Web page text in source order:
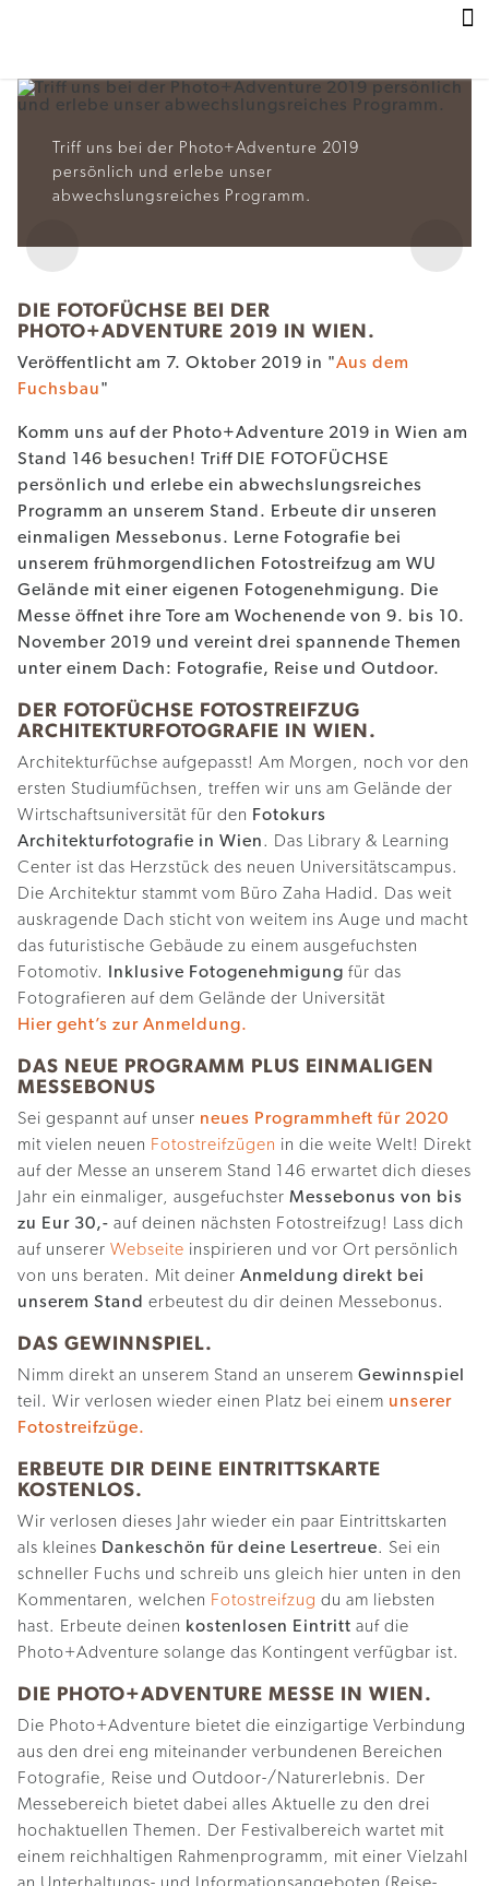
Triff uns bei der Photo+Adventure 2019
persönlich und erlebe unser
abwechslungsreiches Programm.
e
v
i
o
s
DIE FOTOFÜCHSE BEI DER
PHOTO+ADVENTURE 2019 IN WIEN.
Veröffentlicht am 7. Oktober 2019 in "Aus dem
Fuchsbau"
Komm uns auf der Photo+Adventure 2019 in Wien am
Stand 146 besuchen! Triff DIE FOTOFÜCHSE
persönlich und erlebe ein abwechslungsreiches
Programm an unserem Stand. Erbeute dir unseren
einmaligen Messebonus. Lerne Fotografie bei
unserem frühmorgendlichen Fotostreifzug am WU
Gelände mit einer eigenen Fotogenehmigung. Die
Messe öffnet ihre Tore am Wochenende von 9. bis 10.
November 2019 und vereint drei spannende Themen
unter einem Dach: Fotografie, Reise und Outdoor.
DER FOTOFÜCHSE FOTOSTREIFZUG
ARCHITEKTURFOTOGRAFIE IN WIEN.
Architekturfüchse aufgepasst! Am Morgen, noch vor den
ersten Studiumfüchsen, ​treffen​ ​wir​ ​uns​ am ​Gelände der
Wirtschaftsuniversität für​ ​den Fotokurs​
Architekturfotografie in Wien. Das Library & Learning
Center ist das Herzstück des neuen Universitätscampus.
Die Architektur stammt vom Büro Zaha Hadid. Das weit
auskragende Dach sticht von weitem ins Auge und macht
das futuristische Gebäude zu einem ausgefuchsten
Fotomotiv. Inklusive Fotogenehmigung für das
Fotografieren auf dem Gelände der Universität
Hier geht’s zur Anmeldung.
DAS NEUE PROGRAMM PLUS EINMALIGEN
MESSEBONUS
Sei gespannt auf unser neues Programmheft für 2020
mit vielen neuen Fotostreifzügen in die weite Welt! Direkt
auf der Messe an unserem Stand 146 erwartet dich dieses
Jahr ein einmaliger, ausgefuchster Messebonus von bis
zu Eur 30,- auf deinen nächsten Fotostreifzug! Lass dich
auf unserer Webseite inspirieren und vor Ort persönlich
von uns beraten. Mit deiner Anmeldung direkt bei
unserem Stand erbeutest du dir deinen Messebonus.
DAS GEWINNSPIEL.
Nimm direkt an unserem Stand an unserem Gewinnspiel
teil. Wir verlosen wieder einen Platz bei einem unserer
Fotostreifzüge.
ERBEUTE DIR DEINE EINTRITTSKARTE
KOSTENLOS.
Wir verlosen dieses Jahr wieder ein paar Eintrittskarten
als kleines Dankeschön für deine Lesertreue. Sei ein
schneller Fuchs und schreib uns gleich hier unten in den
Kommentaren, welchen Fotostreifzug du am liebsten
hast. Erbeute deinen kostenlosen Eintritt auf die
Photo+Adventure solange das Kontingent verfügbar ist.
DIE PHOTO+ADVENTURE MESSE IN WIEN.
Die Photo+Adventure bietet die einzigartige Verbindung
aus den drei eng miteinander verbundenen Bereichen
Fotografie, Reise und Outdoor-/Naturerlebnis. Der
Messebereich bietet dabei alles Aktuelle zu den drei
hochaktuellen Themen. Der Festivalbereich wartet mit
einem reichhaltigen Rahmenprogramm, mit einer Vielzahl